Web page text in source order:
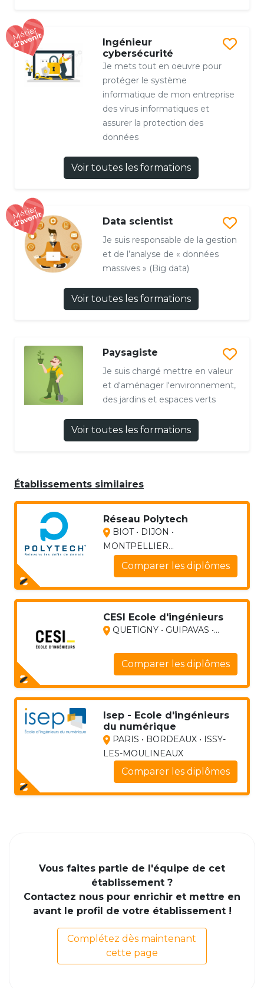
Ingénieur
cybersécurité
Je mets tout en oeuvre pour
protéger le système
informatique de mon entreprise
des virus informatiques et
assurer la protection des
données
Voir toutes les formations
Data scientist
Je suis responsable de la gestion
et de l’analyse de « données
massives » (Big data)
Voir toutes les formations
Paysagiste
Je suis chargé mettre en valeur
et d'aménager l'environnement,
des jardins et espaces verts
Voir toutes les formations
Établissements similaires
Réseau Polytech
BIOT • DIJON •
MONTPELLIER...
Comparer les diplômes
CESI Ecole d'ingénieurs
QUETIGNY • GUIPAVAS •...
Comparer les diplômes
Isep - Ecole d'ingénieurs
du numérique
PARIS • BORDEAUX • ISSY-
LES-MOULINEAUX
Comparer les diplômes
Vous faites partie de l'équipe de cet
établissement ?
Contactez nous pour enrichir et mettre en
avant le profil de votre établissement !
Complétez dès maintenant
cette page